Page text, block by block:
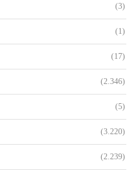
(3)
(1)
(17)
(2.346)
(5)
(3.220)
(2.239)